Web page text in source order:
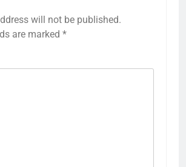
will not be published.
are marked *